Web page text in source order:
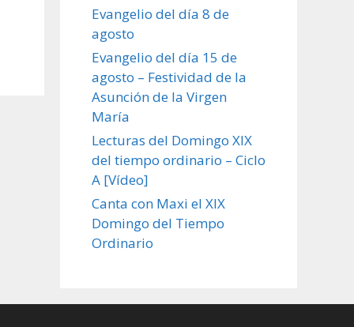
Evangelio del día 8 de
agosto
Evangelio del día 15 de
agosto – Festividad de la
Asunción de la Virgen
María
Lecturas del Domingo XIX
del tiempo ordinario – Ciclo
A [Vídeo]
Canta con Maxi el XIX
Domingo del Tiempo
Ordinario